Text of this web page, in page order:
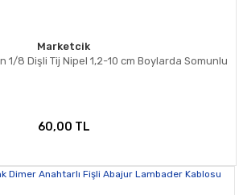
Marketcik
1/8 Dişli Tij Nipel 1,2-10 cm Boylarda Somunlu
60,00 TL